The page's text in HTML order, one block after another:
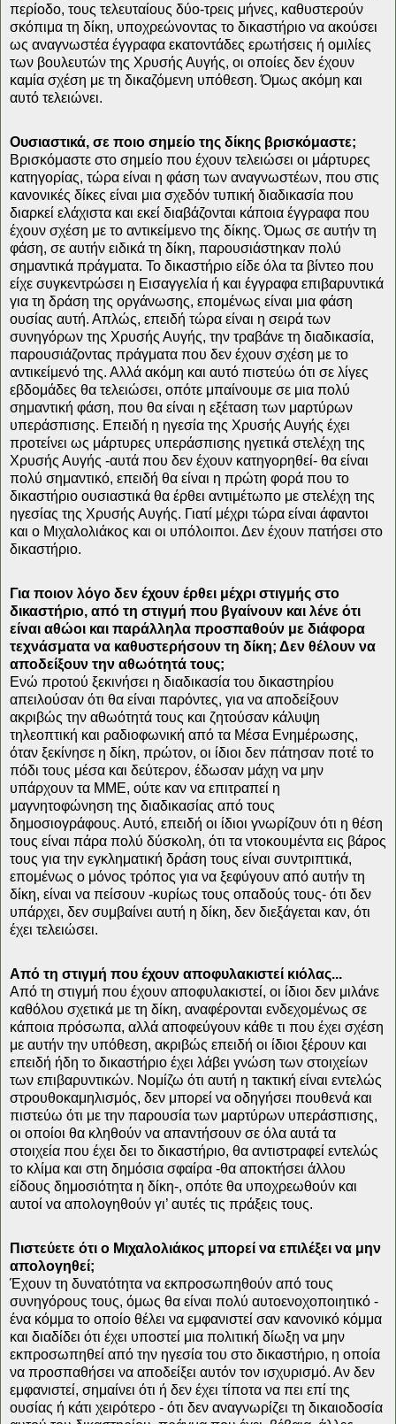
περίοδο, τους τελευταίους δύο-τρεις μήνες, καθυστερούν
σκόπιμα τη δίκη, υποχρεώνοντας το δικαστήριο να ακούσει
ως αναγνωστέα έγγραφα εκατοντάδες ερωτήσεις ή ομιλίες
των βουλευτών της Χρυσής Αυγής, οι οποίες δεν έχουν
καμία σχέση με τη δικαζόμενη υπόθεση. Όμως ακόμη και
αυτό τελειώνει.
Ουσιαστικά, σε ποιο σημείο της δίκης βρισκόμαστε;
Βρισκόμαστε στο σημείο που έχουν τελειώσει οι μάρτυρες
κατηγορίας, τώρα είναι η φάση των αναγνωστέων, που στις
κανονικές δίκες είναι μια σχεδόν τυπική διαδικασία που
διαρκεί ελάχιστα και εκεί διαβάζονται κάποια έγγραφα που
έχουν σχέση με το αντικείμενο της δίκης. Όμως σε αυτήν τη
φάση, σε αυτήν ειδικά τη δίκη, παρουσιάστηκαν πολύ
σημαντικά πράγματα. Το δικαστήριο είδε όλα τα βίντεο που
είχε συγκεντρώσει η Εισαγγελία ή και έγγραφα επιβαρυντικά
για τη δράση της οργάνωσης, επομένως είναι μια φάση
ουσίας αυτή. Απλώς, επειδή τώρα είναι η σειρά των
συνηγόρων της Χρυσής Αυγής, την τραβάνε τη διαδικασία,
παρουσιάζοντας πράγματα που δεν έχουν σχέση με το
αντικείμενό της. Αλλά ακόμη και αυτό πιστεύω ότι σε λίγες
εβδομάδες θα τελειώσει, οπότε μπαίνουμε σε μια πολύ
σημαντική φάση, που θα είναι η εξέταση των μαρτύρων
υπεράσπισης. Επειδή η ηγεσία της Χρυσής Αυγής έχει
προτείνει ως μάρτυρες υπεράσπισης ηγετικά στελέχη της
Χρυσής Αυγής -αυτά που δεν έχουν κατηγορηθεί- θα είναι
πολύ σημαντικό, επειδή θα είναι η πρώτη φορά που το
δικαστήριο ουσιαστικά θα έρθει αντιμέτωπο με στελέχη της
ηγεσίας της Χρυσής Αυγής. Γιατί μέχρι τώρα είναι άφαντοι
και ο Μιχαλολιάκος και οι υπόλοιποι. Δεν έχουν πατήσει στο
δικαστήριο.
Για ποιον λόγο δεν έχουν έρθει μέχρι στιγμής στο
δικαστήριο, από τη στιγμή που βγαίνουν και λένε ότι
είναι αθώοι και παράλληλα προσπαθούν με διάφορα
τεχνάσματα να καθυστερήσουν τη δίκη; Δεν θέλουν να
αποδείξουν την αθωότητά τους;
Ενώ προτού ξεκινήσει η διαδικασία του δικαστηρίου
απειλούσαν ότι θα είναι παρόντες, για να αποδείξουν
ακριβώς την αθωότητά τους και ζητούσαν κάλυψη
τηλεοπτική και ραδιοφωνική από τα Μέσα Ενημέρωσης,
όταν ξεκίνησε η δίκη, πρώτον, οι ίδιοι δεν πάτησαν ποτέ το
πόδι τους μέσα και δεύτερον, έδωσαν μάχη να μην
υπάρχουν τα ΜΜΕ, ούτε καν να επιτραπεί η
μαγνητοφώνηση της διαδικασίας από τους
δημοσιογράφους. Αυτό, επειδή οι ίδιοι γνωρίζουν ότι η θέση
τους είναι πάρα πολύ δύσκολη, ότι τα ντοκουμέντα εις βάρος
τους για την εγκληματική δράση τους είναι συντριπτικά,
επομένως ο μόνος τρόπος για να ξεφύγουν από αυτήν τη
δίκη, είναι να πείσουν -κυρίως τους οπαδούς τους- ότι δεν
υπάρχει, δεν συμβαίνει αυτή η δίκη, δεν διεξάγεται καν, ότι
έχει τελειώσει.
Από τη στιγμή που έχουν αποφυλακιστεί κιόλας...
Από τη στιγμή που έχουν αποφυλακιστεί, οι ίδιοι δεν μιλάνε
καθόλου σχετικά με τη δίκη, αναφέρονται ενδεχομένως σε
κάποια πρόσωπα, αλλά αποφεύγουν κάθε τι που έχει σχέση
με αυτήν την υπόθεση, ακριβώς επειδή οι ίδιοι ξέρουν και
επειδή ήδη το δικαστήριο έχει λάβει γνώση των στοιχείων
των επιβαρυντικών. Νομίζω ότι αυτή η τακτική είναι εντελώς
στρουθοκαμηλισμός, δεν μπορεί να οδηγήσει πουθενά και
πιστεύω ότι με την παρουσία των μαρτύρων υπεράσπισης,
οι οποίοι θα κληθούν να απαντήσουν σε όλα αυτά τα
στοιχεία που έχει δει το δικαστήριο, θα αντιστραφεί εντελώς
το κλίμα και στη δημόσια σφαίρα -θα αποκτήσει άλλου
είδους δημοσιότητα η δίκη-, οπότε θα υποχρεωθούν και
αυτοί να απολογηθούν γι’ αυτές τις πράξεις τους.
Πιστεύετε ότι ο Μιχαλολιάκος μπορεί να επιλέξει να μην
απολογηθεί;
Έχουν τη δυνατότητα να εκπροσωπηθούν από τους
συνηγόρους τους, όμως θα είναι πολύ αυτοενοχοποιητικό -
ένα κόμμα το οποίο θέλει να εμφανιστεί σαν κανονικό κόμμα
και διαδίδει ότι έχει υποστεί μια πολιτική δίωξη να μην
εκπροσωπηθεί από την ηγεσία του στο δικαστήριο, η οποία
να προσπαθήσει να αποδείξει αυτόν τον ισχυρισμό. Αν δεν
εμφανιστεί, σημαίνει ότι ή δεν έχει τίποτα να πει επί της
ουσίας ή κάτι χειρότερο - ότι δεν αναγνωρίζει τη δικαιοδοσία